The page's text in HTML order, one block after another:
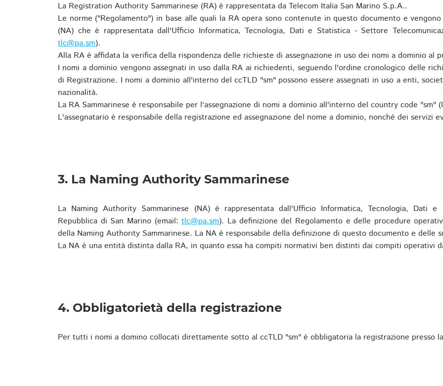
La Registration Authority Sammarinese (RA) è rappresentata da Telecom Italia San Marino S.p.A..
Le norme ("Regolamento") in base alle quali la RA opera sono contenute in questo documento e
(NA) che è rappresentata dall'Ufficio Informatica, Tecnologia, Dati e Statistica - Settore
tlc@pa.sm).
Alla RA è affidata la verifica della rispondenza delle richieste di assegnazione in uso dei nomi a dominio al
I nomi a dominio vengono assegnati in uso dalla RA ai richiedenti, seguendo l'ordine cronologico delle
di Registrazione. I nomi a dominio all'interno del ccTLD "sm" possono essere assegnati in uso a enti,
nazionalità.
La RA Sammarinese è responsabile per l'assegnazione di nomi a dominio all'interno del country code "sm"
L'assegnatario è responsabile della registrazione ed assegnazione del nome a dominio, nonché dei servizi
3. La Naming Authority Sammarinese
La Naming Authority Sammarinese (NA) è rappresentata dall'Ufficio Informatica, Tecnologia, Dati
Repubblica di San Marino (email:tlc@pa.sm). La definizione del Regolamento e delle procedure
della Naming Authority Sammarinese. La NA è responsabile della definizione di questo documento e delle
La NA è una entità distinta dalla RA, in quanto essa ha compiti normativi ben distinti dai compiti operativi
4. Obbligatorietà della registrazione
Per tutti i nomi a domino collocati direttamente sotto al ccTLD "sm" è obbligatoria la registrazione presso